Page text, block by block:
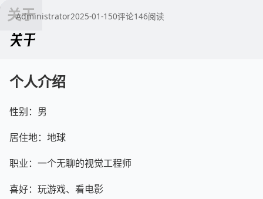
Administrator2025-01-150评论146阅读
关于
个人介绍
性别：男
居住地：地球
职业：一个无聊的视觉工程师
喜好：玩游戏、看电影